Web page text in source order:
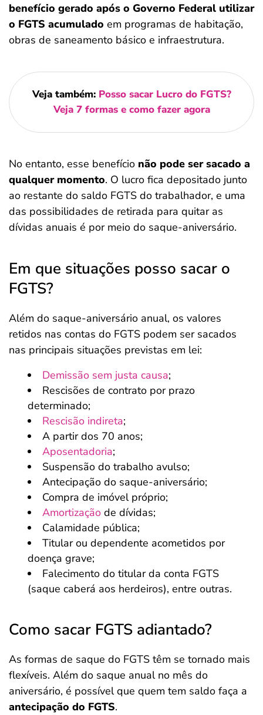
benefício gerado após o Governo Federal utilizar
o FGTS acumulado em programas de habitação,
obras de saneamento básico e infraestrutura.
Veja também: Posso sacar Lucro do FGTS?
Veja 7 formas e como fazer agora
No entanto, esse benefício não pode ser sacado a
qualquer momento. O lucro fica depositado junto
ao restante do saldo FGTS do trabalhador, e uma
das possibilidades de retirada para quitar as
dívidas anuais é por meio do saque-aniversário.
Em que situações posso sacar o
FGTS?
Além do saque-aniversário anual, os valores
retidos nas contas do FGTS podem ser sacados
nas principais situações previstas em lei:
Demissão sem justa causa;
Rescisões de contrato por prazo
determinado;
Rescisão indireta;
A partir dos 70 anos;
Aposentadoria;
Suspensão do trabalho avulso;
Antecipação do saque-aniversário;
Compra de imóvel próprio;
Amortização de dívidas;
Calamidade pública;
Titular ou dependente acometidos por
doença grave;
Falecimento do titular da conta FGTS
(saque caberá aos herdeiros), entre outras.
Como sacar FGTS adiantado?
As formas de saque do FGTS têm se tornado mais
flexíveis. Além do saque anual no mês do
aniversário, é possível que quem tem saldo faça a
antecipação do FGTS.